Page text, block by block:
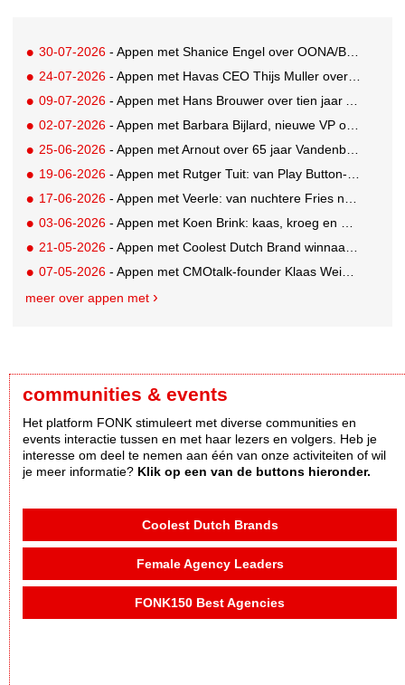
30-07-2026 - Appen met Shanice Engel over OONA/BAAS' Human Influence Paper
24-07-2026 - Appen met Havas CEO Thijs Muller over de overname van SportVibes
09-07-2026 - Appen met Hans Brouwer over tien jaar A'DAM Toren
02-07-2026 - Appen met Barbara Bijlard, nieuwe VP of Clients bij DEPT
25-06-2026 - Appen met Arnout over 65 jaar Vandenbusken
19-06-2026 - Appen met Rutger Tuit: van Play Button-parkeerplaats tot Grand Prix-stem
17-06-2026 - Appen met Veerle: van nuchtere Fries naar Cannes-correspondent
03-06-2026 - Appen met Koen Brink: kaas, kroeg en Oranjegekte
21-05-2026 - Appen met Coolest Dutch Brand winnaar Caroline van Turennout (Zeeman)
07-05-2026 - Appen met CMOtalk-founder Klaas Weima: met volle zeilen naar de VS
meer over appen met
communities & events
Het platform FONK stimuleert met diverse communities en
events interactie tussen en met haar lezers en volgers. Heb je
interesse om deel te nemen aan één van onze activiteiten of wil
je meer informatie? Klik op een van de buttons hieronder.
Coolest Dutch Brands
Female Agency Leaders
FONK150 Best Agencies